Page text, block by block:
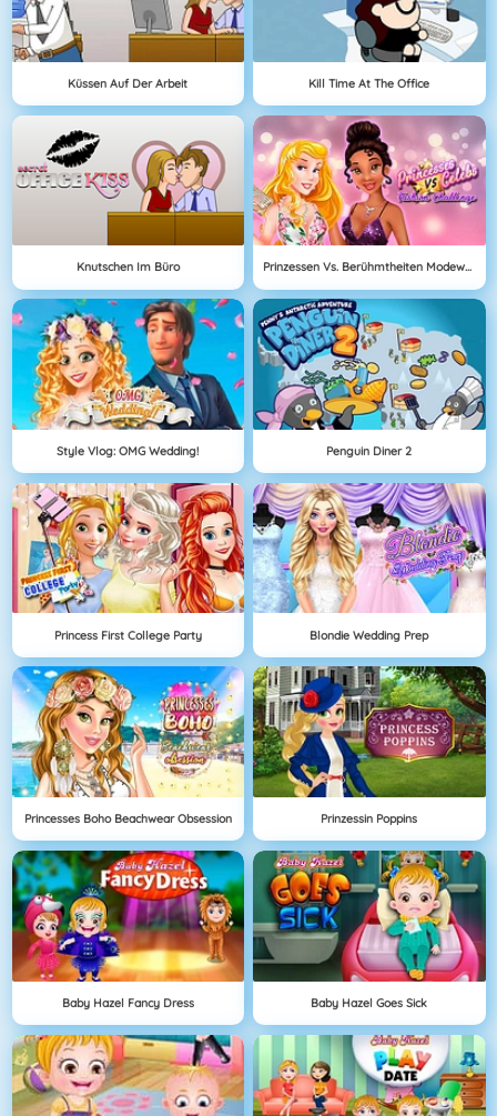
Küssen Auf Der Arbeit Kill Time At The Office
Knutschen Im Büro Prinzessen Vs. Berühmtheiten Modewettbewerb
Style Vlog: OMG Wedding! Penguin Diner 2
Princess First College Party Blondie Wedding Prep
Princesses Boho Beachwear Obsession Prinzessin Poppins
Baby Hazel Fancy Dress Baby Hazel Goes Sick